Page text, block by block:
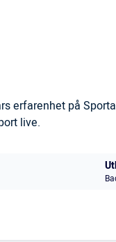
erfarenhet på
live.